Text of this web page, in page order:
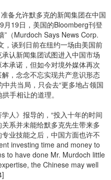
备允许默多克的新闻集团在中国
月19日，美国的Bloomberg刊登
”（Murdoch Says News Corp.
，谈到日前在纽约一场由美国前
认新闻集团试图进入中国市场
承诺，但如今对境外媒体再次
，念念不忘实现共产意识形态
共当局，只会去“更多地占领国
手相让的道理。
人》报导的，“投入十年的时间
系并未能给默多克先生带来多
业技能之后，中国方面也许不
investing time and money to
to have done Mr. Murdoch little
the Chinese may well